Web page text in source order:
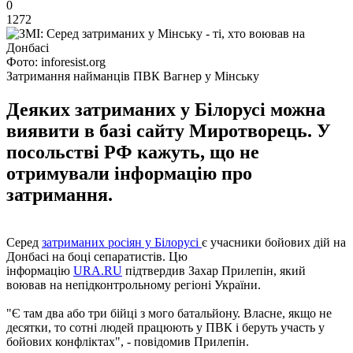
0
1272
Фото: inforesist.org
Затримання найманців ПВК Вагнер у Мінську
Деяких затриманих у Білорусі можна
виявити в базі сайту Миротворець. У
посольстві РФ кажуть, що не
отримували інформацію про
затримання.
Серед затриманих росіян у Білорусі є учасники бойових дій на
Донбасі на боці сепаратистів. Цю
інформацію URA.RU підтвердив Захар Прилепін, який
воював на непідконтрольному регіоні України.
"Є там два або три бійці з мого батальйону. Власне, якщо не
десятки, то сотні людей працюють у ПВК і беруть участь у
бойових конфліктах", - повідомив Прилепін.